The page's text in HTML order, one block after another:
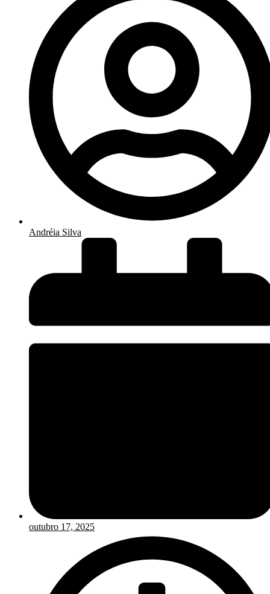
Andréia Silva
outubro 17, 2025